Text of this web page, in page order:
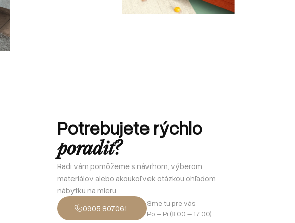
Potrebujete rýchlo
poradiť?
Radi vám pomôžeme s návrhom, výberom
materiálov alebo akoukoľvek otázkou ohľadom
nábytku na mieru.
0905 807061
Sme tu pre vás
Po – Pi (8:00 – 17:00)